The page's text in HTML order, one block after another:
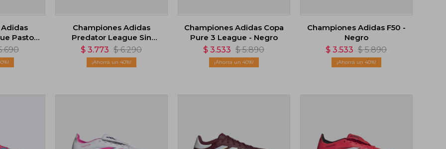
Pasto
Championes Adidas
Predator League Sin
Cordones - Blanco
$ 3.773 $ 6.290
40
Championes Adidas Copa
Pure 3 League - Negro
$ 3.533 $ 5.890
40
Championes Adidas F50 -
Negro
$ 3.533 $ 5.890
40